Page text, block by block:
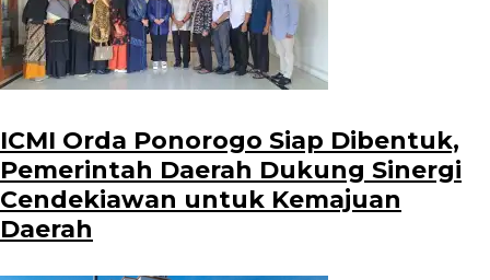
ICMI Orda Ponorogo Siap Dibentuk,
Pemerintah Daerah Dukung Sinergi
Cendekiawan untuk Kemajuan
Daerah